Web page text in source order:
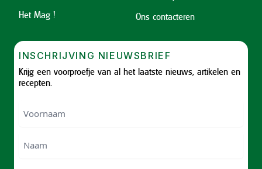
Het Mag !
Ons contacteren
INSCHRIJVING NIEUWSBRIEF
Krijg een voorproefje van al het laatste nieuws, artikelen en
recepten.